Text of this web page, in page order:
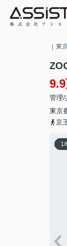
｜東
管理/
東京
京
1/